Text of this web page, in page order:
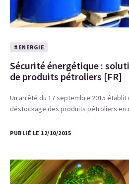
#ENERGIE
Sécurité énergétique :
de produits pétroliers [FR]
Un arrêté du 17 septembre 2015
déstockage des produits pétroliers en
PUBLIÉ LE 12/10/2015